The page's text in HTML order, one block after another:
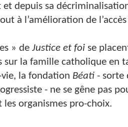
et depuis sa
à l’amélioration de
» de Justice et foi se
sur la famille catholique en
la fondation Béati - sorte
- ne se gêne pas
organismes pro-choix.